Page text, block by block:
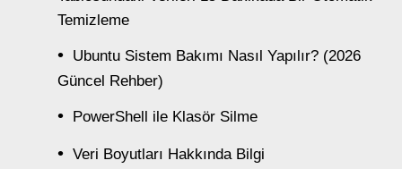
Temizleme
Ubuntu Sistem Bakımı Nasıl Yapılır? (2026
Güncel Rehber)
PowerShell ile Klasör Silme
Veri Boyutları Hakkında Bilgi